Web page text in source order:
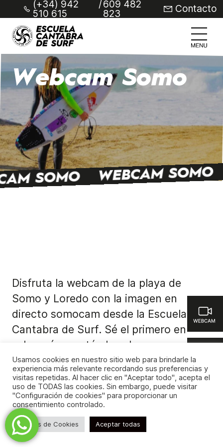
(+34) 942
510 615
/609 482
823 Contacto
Webcam Somo
SOMO WEBCAM SOMO
Disfruta la webcam de la playa de
Somo y Loredo con la imagen en
directo somocam desde la Escuela
Cantabra de Surf. Sé el primero en
saber cómo están las olas en
Cantabria, olvídate de surf reports,
wave forecast o surf forecast para
saber cómo están las olas, vientos o
mareas. Ahorra tiempo, gasolina y
energía con somo webcam.
Usamos cookies en nuestro sitio web para brindarle la
experiencia más relevante recordando sus preferencias y
visitas repetidas. Al hacer clic en "Aceptar todo", acepta el
uso de TODAS las cookies. Sin embargo, puede visitar
"Configuración de cookies" para proporcionar un
consentimiento controlado.
Ajustes de Cookies Aceptar todas